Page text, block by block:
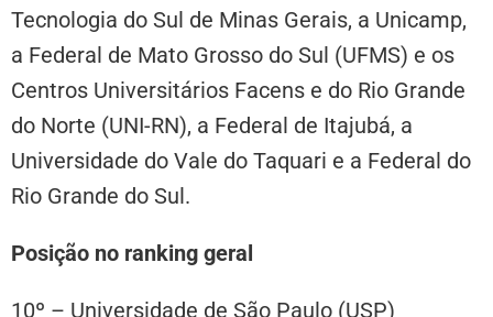
Tecnologia do Sul de Minas Gerais, a Unicamp,
a Federal de Mato Grosso do Sul (UFMS) e os
Centros Universitários Facens e do Rio Grande
do Norte (UNI-RN), a Federal de Itajubá, a
Universidade do Vale do Taquari e a Federal do
Rio Grande do Sul.
Posição no ranking geral
10º – Universidade de São Paulo (USP)